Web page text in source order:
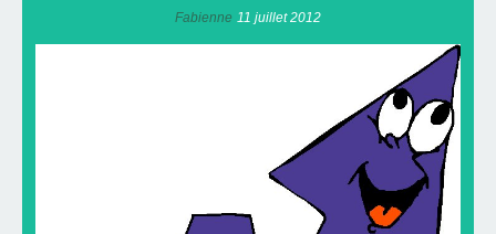
Fabienne 11 juillet 2012